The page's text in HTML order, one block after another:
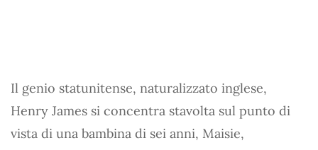
Il genio statunitense, naturalizzato inglese,
Henry James si concentra stavolta sul punto di
vista di una bambina di sei anni, Maisie,